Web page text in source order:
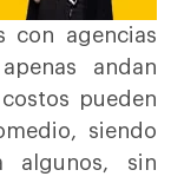
con agencias
andan
pueden
siendo
algunos, sin